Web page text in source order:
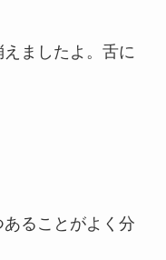
ましたよ。舌に
ることがよく分